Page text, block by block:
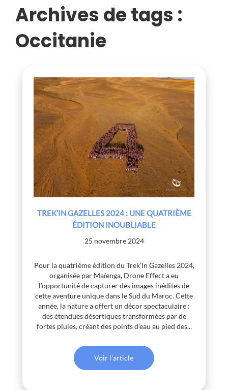
Archives de tags :
Occitanie
TREK’IN GAZELLES 2024 : UNE QUATRIÈME
ÉDITION INOUBLIABLE
25 novembre 2024
Pour la quatrième édition du Trek’In Gazelles 2024,
organisée par Maïenga, Drone Effect a eu
l’opportunité de capturer des images inédites de
cette aventure unique dans le Sud du Maroc. Cette
année, la nature a offert un décor spectaculaire :
des étendues désertiques transformées par de
fortes pluies, créant des points d’eau au pied des...
Voir l'article